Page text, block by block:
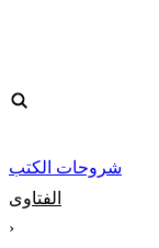
شروحات الكتب
الفتاوى
‹